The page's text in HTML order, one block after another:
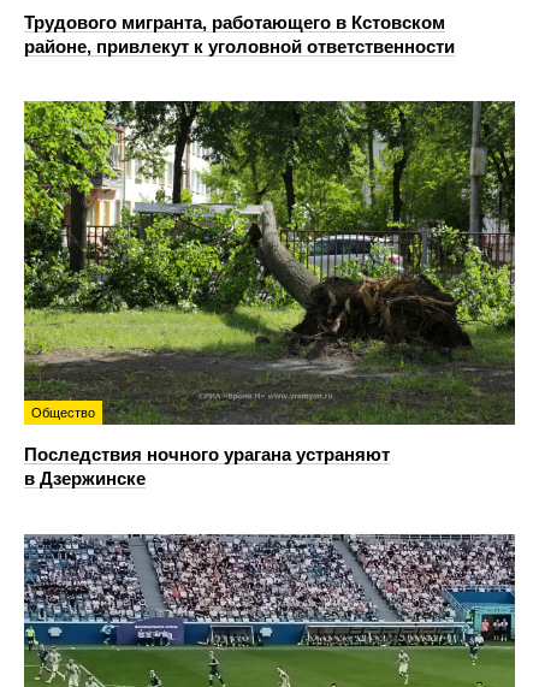
Трудового мигранта, работающего в Кстовском
районе, привлекут к уголовной ответственности
Общество
Последствия ночного урагана устраняют
в Дзержинске